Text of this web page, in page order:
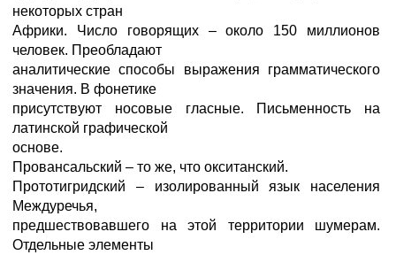
некоторых стран
Африки. Число говорящих – около 150 миллионов
человек. Преобладают
аналитические способы выражения грамматического
значения. В фонетике
присутствуют носовые гласные. Письменность на
латинской графической
основе.
Провансальский – то же, что окситанский.
Прототигридский – изолированный язык населения
Междуречья,
предшествовавшего на этой территории шумерам.
Отдельные элементы